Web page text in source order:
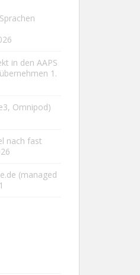
in den AAPS
1.
Omnipod)
nach fast
(managed